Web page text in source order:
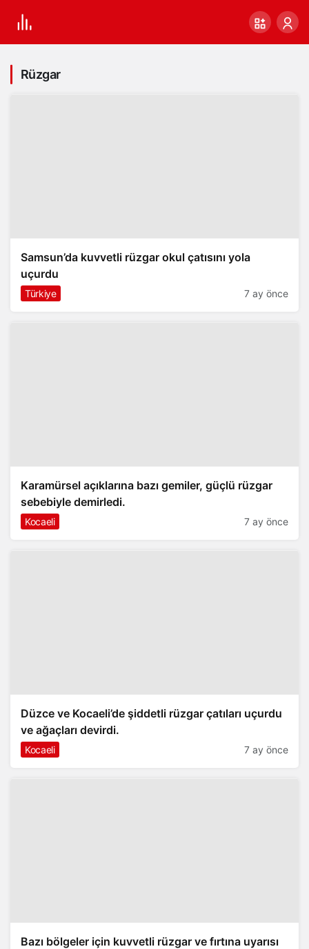
Rüzgar
Samsun’da kuvvetli rüzgar okul çatısını yola
uçurdu
Türkiye 7 ay önce
Karamürsel açıklarına bazı gemiler, güçlü rüzgar
sebebiyle demirledi.
Kocaeli 7 ay önce
Düzce ve Kocaeli’de şiddetli rüzgar çatıları uçurdu
ve ağaçları devirdi.
Kocaeli 7 ay önce
Bazı bölgeler için kuvvetli rüzgar ve fırtına uyarısı